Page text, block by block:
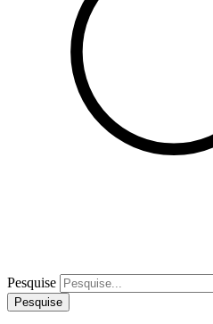
Pesquise
Pesquise